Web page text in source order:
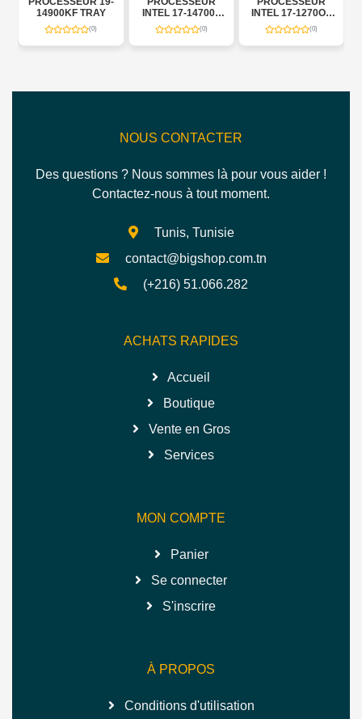
14900KF TRAY
(0)
INTEL 17-14700F
TRAY
(0)
INTEL 17-1270OF
TRAY
(0)
NOUS CONTACTER
Des questions ? Nous sommes là pour vous aider !
Contactez-nous à tout moment.
Tunis, Tunisie
contact@bigshop.com.tn
(+216) 51.066.282
ACHATS RAPIDES
Accueil
Boutique
Vente en Gros
Services
MON COMPTE
Panier
Se connecter
S'inscrire
À PROPOS
Conditions d'utilisation